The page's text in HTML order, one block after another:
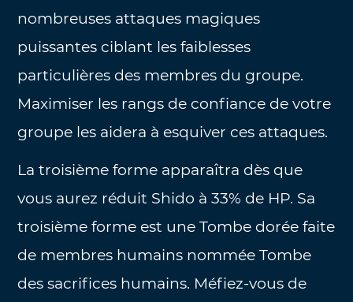
nombreuses attaques magiques
puissantes ciblant les faiblesses
particulières des membres du groupe.
Maximiser les rangs de confiance de votre
groupe les aidera à esquiver ces attaques.
La troisième forme apparaîtra dès que
vous aurez réduit Shido à 33% de HP. Sa
troisième forme est une Tombe dorée faite
de membres humains nommée Tombe
des sacrifices humains. Méfiez-vous de